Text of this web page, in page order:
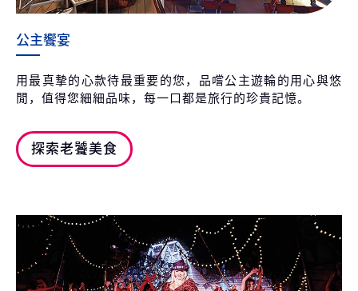
公主饗宴
用最真摯的心款待最重要的您，品嚐公主遊輪的用心與悠
閒，值得您細細品味，每一口都是旅行的珍貴記憶。
探索老饕美食